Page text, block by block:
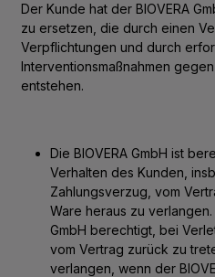
Der Kunde hat der BIOVERA
zu ersetzen, die durch einen
Verpflichtungen und durch
Interventionsmaßnahmen
entstehen.
Die BIOVERA GmbH ist
Verhalten des Kunden,
Zahlungsverzug, vom
Ware heraus zu
GmbH berechtigt, bei
vom Vertrag zurück zu
verlangen, wenn der